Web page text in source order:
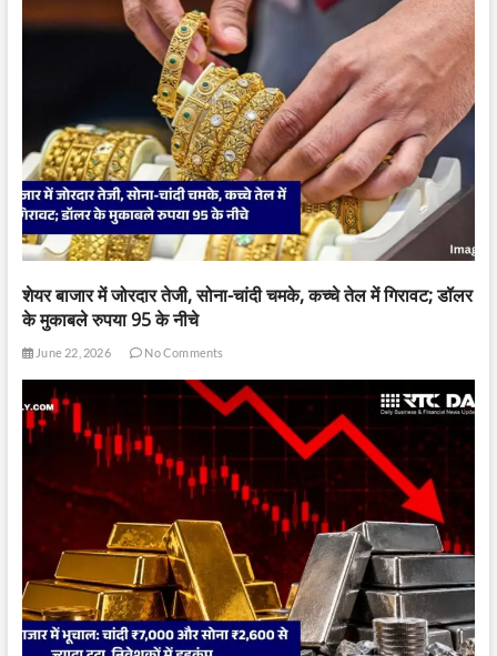
शेयर बाजार में जोरदार तेजी, सोना-चांदी चमके, कच्चे तेल में गिरावट; डॉलर
के मुकाबले रुपया 95 के नीचे
June 22, 2026 No Comments